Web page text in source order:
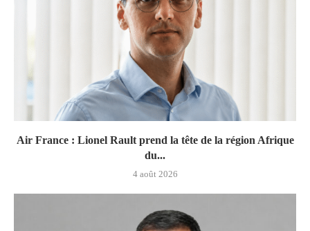
Air France : Lionel Rault prend la tête de la région Afrique
du...
4 août 2026